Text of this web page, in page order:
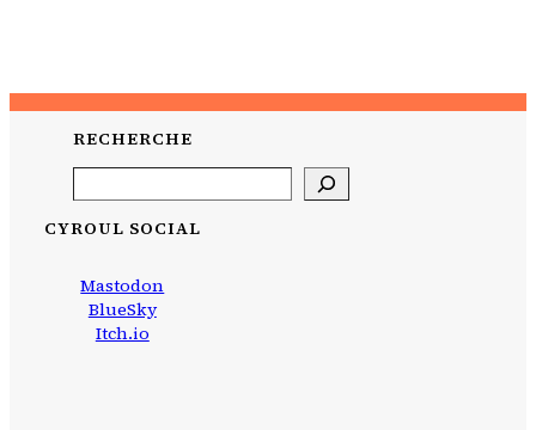
RECHERCHE
CYROUL SOCIAL
Mastodon
BlueSky
Itch.io